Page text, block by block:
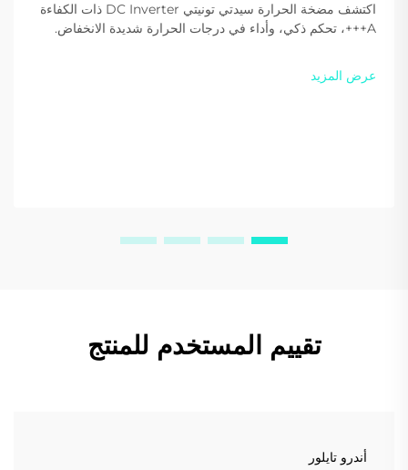
اكتشف مضخة الحرارة سيدتي تونيتي DC Inverter ذات الكفاءة
A+++، تحكم ذكي، وأداء في درجات الحرارة شديدة الانخفاض.
عرض المزيد
تقييم المستخدم للمنتج
أندرو تايلور